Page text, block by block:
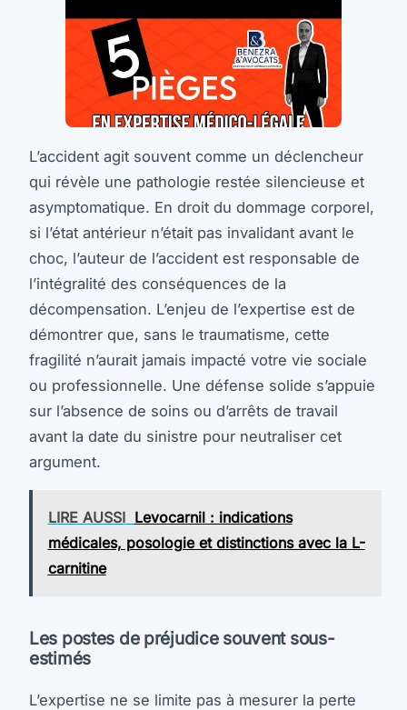
L’accident agit souvent comme un déclencheur
qui révèle une pathologie restée silencieuse et
asymptomatique. En droit du dommage corporel,
si l’état antérieur n’était pas invalidant avant le
choc, l’auteur de l’accident est responsable de
l’intégralité des conséquences de la
décompensation. L’enjeu de l’expertise est de
démontrer que, sans le traumatisme, cette
fragilité n’aurait jamais impacté votre vie sociale
ou professionnelle. Une défense solide s’appuie
sur l’absence de soins ou d’arrêts de travail
avant la date du sinistre pour neutraliser cet
argument.
LIRE AUSSI Levocarnil : indications
médicales, posologie et distinctions avec la L-
carnitine
Les postes de préjudice souvent sous-
estimés
L’expertise ne se limite pas à mesurer la perte